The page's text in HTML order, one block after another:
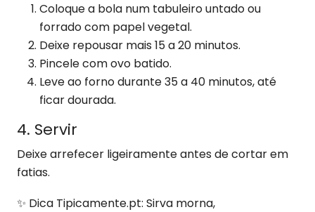
Coloque a bola num tabuleiro untado ou
forrado com papel vegetal.
Deixe repousar mais 15 a 20 minutos.
Pincele com ovo batido.
Leve ao forno durante 35 a 40 minutos, até
ficar dourada.
4. Servir
Deixe arrefecer ligeiramente antes de cortar em
fatias.
✨ Dica Tipicamente.pt: Sirva morna,